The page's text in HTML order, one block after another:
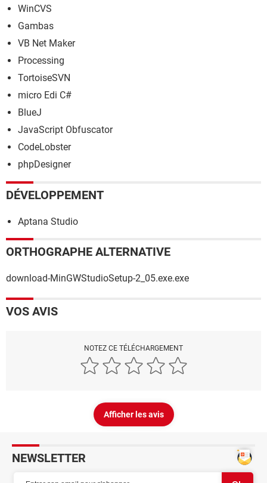
WinCVS
Gambas
VB Net Maker
Processing
TortoiseSVN
micro Edi C#
BlueJ
JavaScript Obfuscator
CodeLobster
phpDesigner
DÉVELOPPEMENT
Aptana Studio
ORTHOGRAPHE ALTERNATIVE
download-MinGWStudioSetup-2_05.exe.exe
VOS AVIS
NOTEZ CE TÉLÉCHARGEMENT
Afficher les avis
NEWSLETTER